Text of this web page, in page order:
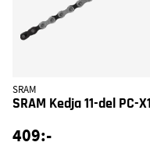
SRAM
SRAM Kedja 11-del PC-X1
409:-